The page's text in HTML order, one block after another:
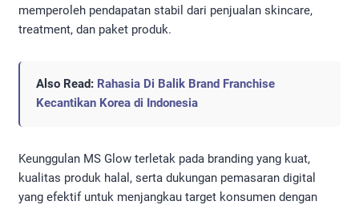
memperoleh pendapatan stabil dari penjualan skincare,
treatment, dan paket produk.
Also Read: Rahasia Di Balik Brand Franchise
Kecantikan Korea di Indonesia
Keunggulan MS Glow terletak pada branding yang kuat,
kualitas produk halal, serta dukungan pemasaran digital
yang efektif untuk menjangkau target konsumen dengan